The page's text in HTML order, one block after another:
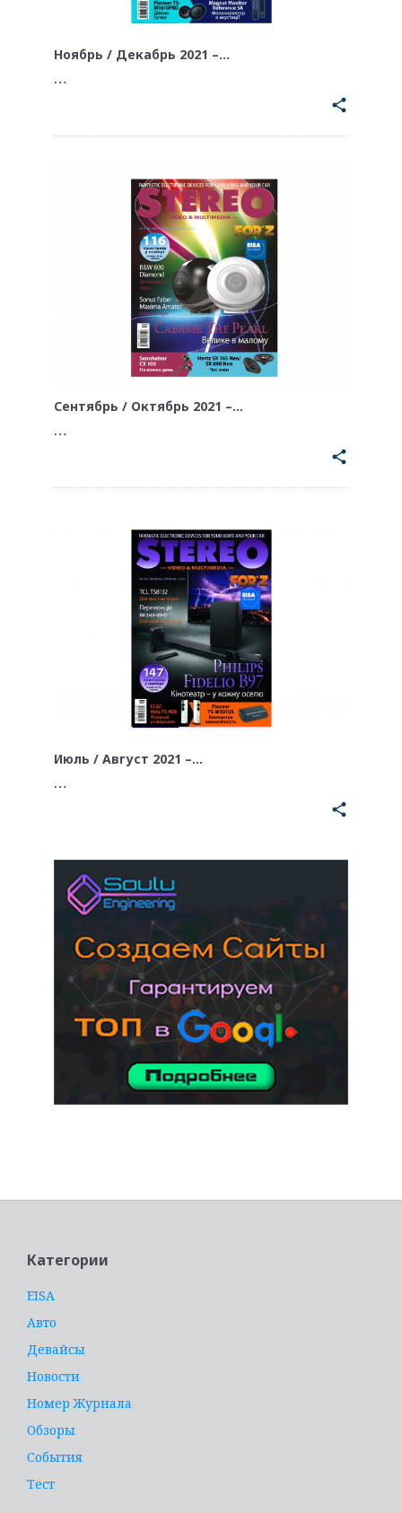
Ноябрь / Декабрь 2021 –…
…
share
Сентябрь / Октябрь 2021 –…
…
share
Июль / Август 2021 –…
…
share
Категории
EISA
Авто
Девайсы
Новости
Номер Журнала
Обзоры
События
Тест